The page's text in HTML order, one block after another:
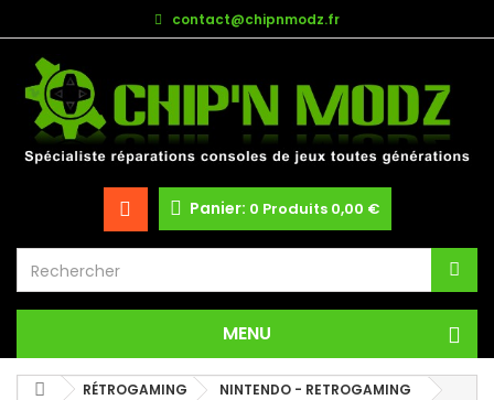
contact@chipnmodz.fr
Panier: 0 Produits 0,00 €
MENU
RÉTROGAMING
NINTENDO - RETROGAMING